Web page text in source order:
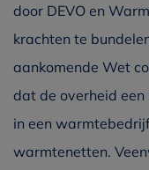
door DEVO en
krachten te
aankomende Wet
dat de overheid
in een
warmtenetten.